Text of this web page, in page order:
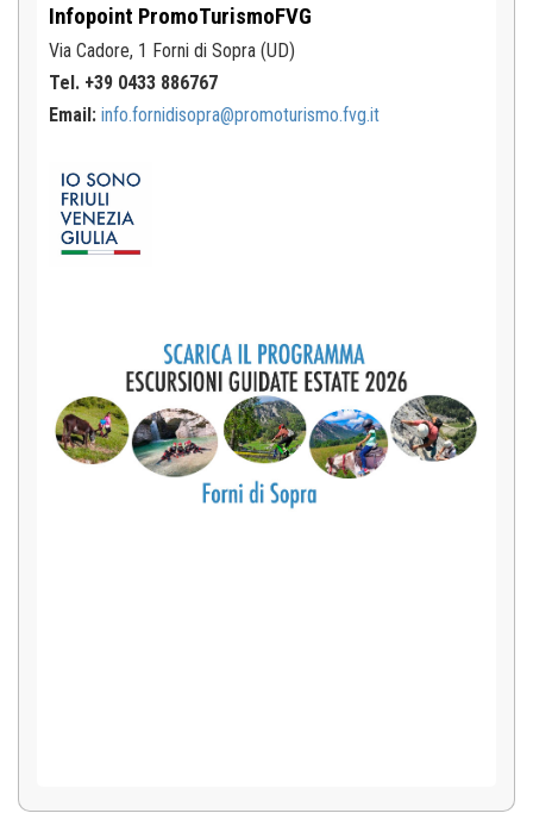
Infopoint PromoTurismoFVG
Via Cadore, 1 Forni di Sopra (UD)
Tel. +39 0433 886767
Email: info.fornidisopra@promoturismo.fvg.it